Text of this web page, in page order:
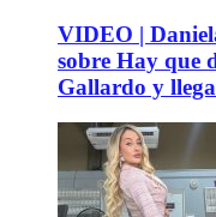
VIDEO |
sobre Hay que
Gallardo y